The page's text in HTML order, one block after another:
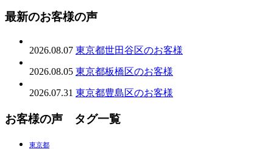
最新のお客様の声
2026.08.07 東京都世田谷区のお客様
2026.08.05 東京都板橋区のお客様
2026.07.31 東京都豊島区のお客様
お客様の声 タグ一覧
東京都